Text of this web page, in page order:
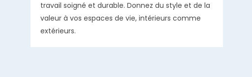
travail soigné et durable. Donnez du style et de la
valeur à vos espaces de vie, intérieurs comme
extérieurs.